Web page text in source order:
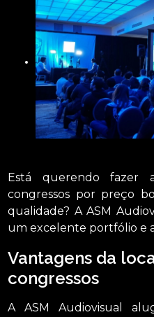
Está querendo fazer
congressos por preço
qualidade? A ASM
um excelente portfólio e
Vantagens da
congressos
A ASM Audiovisual